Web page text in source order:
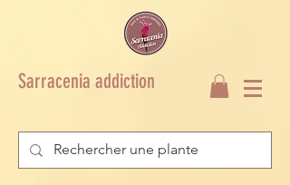
Sarracenia addiction